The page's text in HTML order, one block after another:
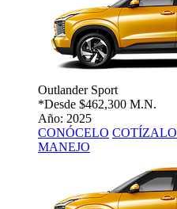
Outlander Sport
*Desde $462,300 M.N.
Año: 2025
CONÓCELO COTÍZALO
MANEJO